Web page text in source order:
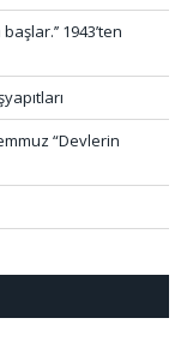
1943’ten
“Devlerin